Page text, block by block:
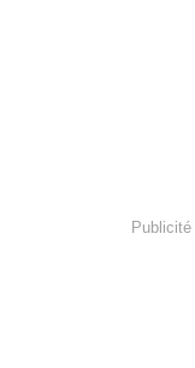
Publicité